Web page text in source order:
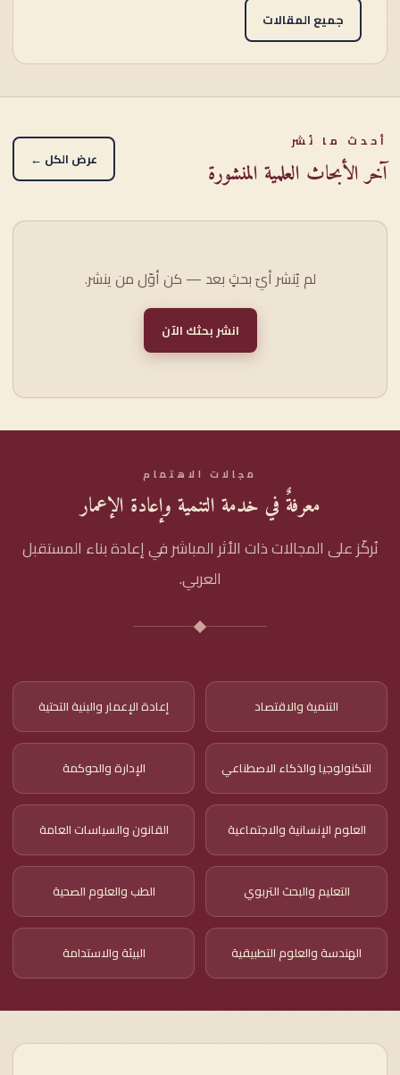
جميع المقالات
أحدث ما نُشر
آخر الأبحاث العلمية المنشورة عرض الكل ←
لم يُنشر أيّ بحثٍ بعد — كن أوّل من ينشر.
انشر بحثك الآن
مجالات الاهتمام
معرفةٌ في خدمة التنمية وإعادة الإعمار
نُركّز على المجالات ذات الأثر المباشر في إعادة بناء المستقبل
العربي.
التنمية والاقتصاد إعادة الإعمار والبنية التحتية
التكنولوجيا والذكاء الاصطناعي الإدارة والحوكمة
العلوم الإنسانية والاجتماعية القانون والسياسات العامة
التعليم والبحث التربوي الطب والعلوم الصحية
الهندسة والعلوم التطبيقية البيئة والاستدامة